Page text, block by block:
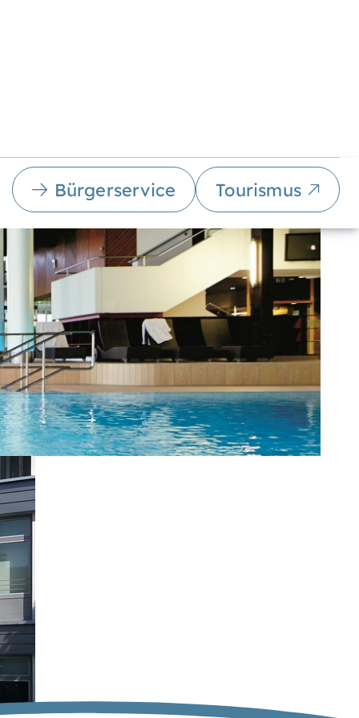
Bürgerservice Tourismus